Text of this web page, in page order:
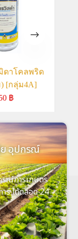
ดาโคลพริด
) [กลุ่ม4A]
฿
อุปกรณ์
รณ์การเกษตร
ร ได้ตลอด 24